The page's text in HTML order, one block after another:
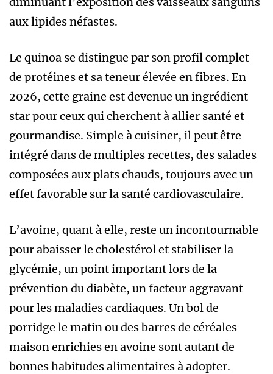
aux lipides néfastes.
Le quinoa se distingue par son profil complet
de protéines et sa teneur élevée en fibres. En
2026, cette graine est devenue un ingrédient
star pour ceux qui cherchent à allier santé et
gourmandise. Simple à cuisiner, il peut être
intégré dans de multiples recettes, des salades
composées aux plats chauds, toujours avec un
effet favorable sur la santé cardiovasculaire.
L’avoine, quant à elle, reste un incontournable
pour abaisser le cholestérol et stabiliser la
glycémie, un point important lors de la
prévention du diabète, un facteur aggravant
pour les maladies cardiaques. Un bol de
porridge le matin ou des barres de céréales
maison enrichies en avoine sont autant de
bonnes habitudes alimentaires à adopter.